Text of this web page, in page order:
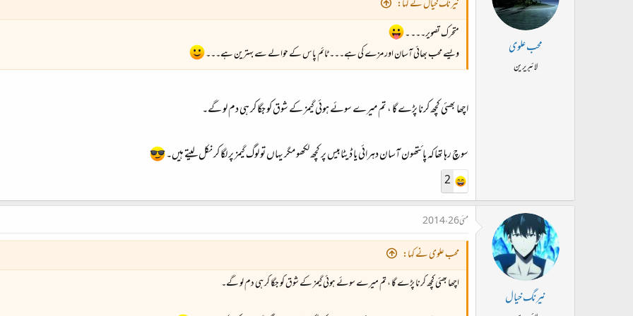
محب علوی
لائبریرین
نیرنگ خیال نے کہا:
متحرک تصویر۔۔۔ ۔
ویسے محب بھائی آسان اور مزے کی ہے۔۔۔ ٹائم پاس کے حوالے سے بہترین ہے۔۔۔
اچھا بھئی کچھ کرنا پڑے گا ، تم میرے سوئے ہوئی گیمز کے شوق کو جگا کر ہی دم لو گے۔
سوچ رہا تھاکہ پائتھون آسان دہرائی یا ڈیٹابیس پر کچھ لکھو مگر یہاں تو لوگ گیمز پر لگا کر نکل لیتے ہیں۔
2
نیرنگ خیال
مئی 26، 2014
محب علوی نے کہا:
اچھا بھئی کچھ کرنا پڑے گا ، تم میرے سوئے ہوئی گیمز کے شوق کو جگا کر ہی دم لو گے۔